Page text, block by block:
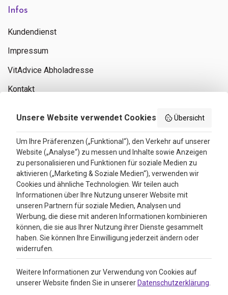
Infos
Kundendienst
Impressum
VitAdvice Abholadresse
Kontakt
Bewertungen
4.3
Google Reviews
Unsere Website verwendet Cookies Übersicht
Um Ihre Präferenzen („Funktional“), den Verkehr auf unserer
Website („Analyse“) zu messen und Inhalte sowie Anzeigen
zu personalisieren und Funktionen für soziale Medien zu
aktivieren („Marketing & Soziale Medien“), verwenden wir
Cookies und ähnliche Technologien. Wir teilen auch
Informationen über Ihre Nutzung unserer Website mit
unseren Partnern für soziale Medien, Analysen und
Werbung, die diese mit anderen Informationen kombinieren
können, die sie aus Ihrer Nutzung ihrer Dienste gesammelt
haben. Sie können Ihre Einwilligung jederzeit ändern oder
widerrufen.
Weitere Informationen zur Verwendung von Cookies auf
unserer Website finden Sie in unserer Datenschutzerklärung